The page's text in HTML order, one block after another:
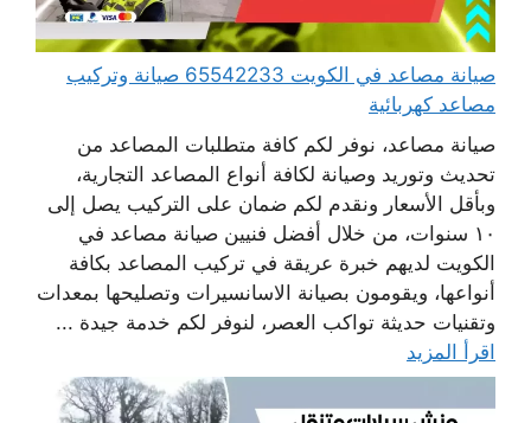
صيانة مصاعد في الكويت 65542233 صيانة وتركيب
مصاعد كهربائية
صيانة مصاعد، نوفر لكم كافة متطلبات المصاعد من
تحديث وتوريد وصيانة لكافة أنواع المصاعد التجارية،
وبأقل الأسعار ونقدم لكم ضمان على التركيب يصل إلى
١٠ سنوات، من خلال أفضل فنيين صيانة مصاعد في
الكويت لديهم خبرة عريقة في تركيب المصاعد بكافة
أنواعها، ويقومون بصيانة الاسانسيرات وتصليحها بمعدات
وتقنيات حديثة تواكب العصر، لنوفر لكم خدمة جيدة ...
اقرأ المزيد